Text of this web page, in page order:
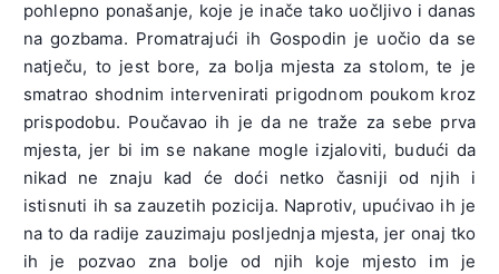
pohlepno ponašanje, koje je inače tako uočljivo i danas
na gozbama. Promatrajući ih Gospodin je uočio da se
natječu, to jest bore, za bolja mjesta za stolom, te je
smatrao shodnim intervenirati prigodnom poukom kroz
prispodobu. Poučavao ih je da ne traže za sebe prva
mjesta, jer bi im se nakane mogle izjaloviti, budući da
nikad ne znaju kad će doći netko časniji od njih i
istisnuti ih sa zauzetih pozicija. Naprotiv, upućivao ih je
na to da radije zauzimaju posljednja mjesta, jer onaj tko
ih je pozvao zna bolje od njih koje mjesto im je